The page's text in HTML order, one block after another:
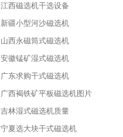
江西磁选机干选设备
新疆小型河沙磁选机
山西永磁筒式磁选机
安徽锰矿湿式磁选机
广东求购干式磁选机
广西褐铁矿平板磁选机图片
吉林湿式磁选机质量
宁夏选大块干式磁选机